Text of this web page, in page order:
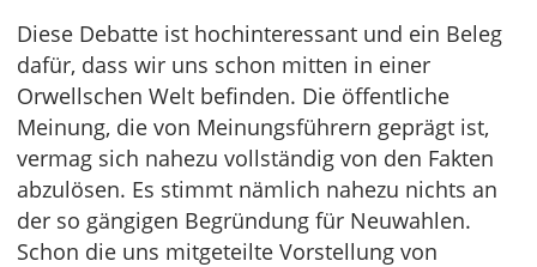
Diese Debatte ist hochinteressant und ein Beleg
dafür, dass wir uns schon mitten in einer
Orwellschen Welt befinden. Die öffentliche
Meinung, die von Meinungsführern geprägt ist,
vermag sich nahezu vollständig von den Fakten
abzulösen. Es stimmt nämlich nahezu nichts an
der so gängigen Begründung für Neuwahlen.
Schon die uns mitgeteilte Vorstellung von